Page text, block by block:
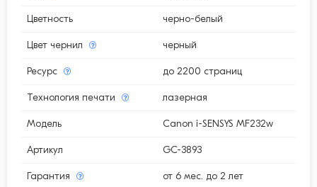
Цветность черно-белый
Цвет чернил черный
Ресурс до 2200 страниц
Технология печати лазерная
Модель Canon i-SENSYS MF232w
Артикул GC-3893
Гарантия от 6 мес. до 2 лет